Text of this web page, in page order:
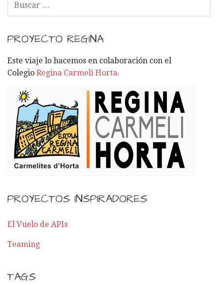
C
R
:
PROYECTO REGINA
Este viaje lo hacemos en colaboración con el
Colegio Regina Carmeli Horta.
PROYECTOS INSPIRADORES
El Vuelo de APIs
Teaming
TAGS